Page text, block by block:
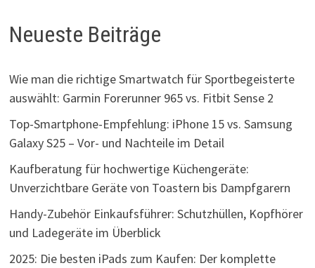
Neueste Beiträge
Wie man die richtige Smartwatch für Sportbegeisterte
auswählt: Garmin Forerunner 965 vs. Fitbit Sense 2
Top-Smartphone-Empfehlung: iPhone 15 vs. Samsung
Galaxy S25 – Vor- und Nachteile im Detail
Kaufberatung für hochwertige Küchengeräte:
Unverzichtbare Geräte von Toastern bis Dampfgarern
Handy-Zubehör Einkaufsführer: Schutzhüllen, Kopfhörer
und Ladegeräte im Überblick
2025: Die besten iPads zum Kaufen: Der komplette